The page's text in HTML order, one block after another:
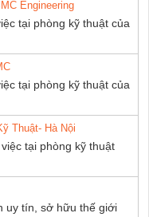
Engineering
tại phòng kỹ thuật của
tại phòng kỹ thuật của
Thuật- Hà Nội
tại phòng kỹ thuật
uy tín, sở hữu thế giới